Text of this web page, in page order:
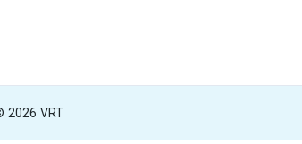
2026 VRT